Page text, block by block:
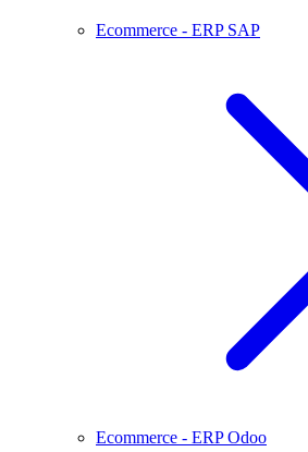
Ecommerce - ERP SAP
Ecommerce - ERP Odoo